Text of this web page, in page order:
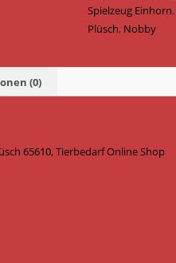
25
cm
Spielzeug Einhorn,
Plüsch, Nobby
(0)
65610, Tierbedarf Online Shop